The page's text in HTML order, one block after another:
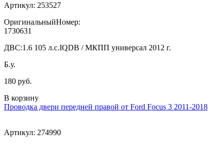
Артикул: 253527
ОригинальныйНомер:
1730631
ДВС:1.6 105 л.с.IQDB / МКПП универсал 2012 г.
Б.у.
180 руб.
В корзину
Проводка двери передней правой от Ford Focus 3 2011-2018
Артикул: 274990